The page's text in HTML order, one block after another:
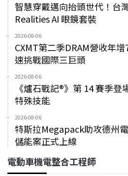
智慧穿戴邁向抬頭世代！台
Realities AI 眼鏡套裝
2026-08-06
CXMT第二季DRAM營收年
速挑戰國際三巨頭
2026-08-06
《爐石戰記®》第 14 賽季
特殊技能
2026-08-06
特斯拉Megapack助攻德州
儲能案正式上線
電動車機電整合工程師